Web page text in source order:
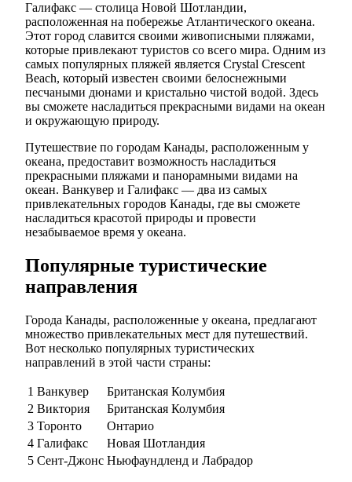
Галифакс — столица Новой Шотландии,
расположенная на побережье Атлантического океана.
Этот город славится своими живописными пляжами,
которые привлекают туристов со всего мира. Одним из
самых популярных пляжей является Crystal Crescent
Beach, который известен своими белоснежными
песчаными дюнами и кристально чистой водой. Здесь
вы сможете насладиться прекрасными видами на океан
и окружающую природу.
Путешествие по городам Канады, расположенным у
океана, предоставит возможность насладиться
прекрасными пляжами и панорамными видами на
океан. Ванкувер и Галифакс — два из самых
привлекательных городов Канады, где вы сможете
насладиться красотой природы и провести
незабываемое время у океана.
Популярные туристические
направления
Города Канады, расположенные у океана, предлагают
множество привлекательных мест для путешествий.
Вот несколько популярных туристических
направлений в этой части страны:
1 Ванкувер
Британская Колумбия
2 Виктория
Британская Колумбия
3 Торонто
Онтарио
4 Галифакс
Новая Шотландия
5 Сент-Джонс Ньюфаундленд и Лабрадор